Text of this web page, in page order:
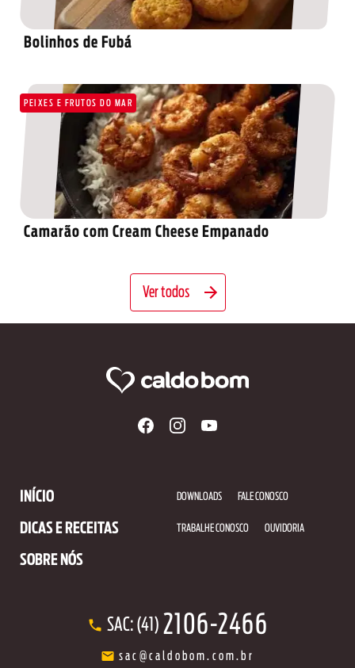
Bolinhos de Fubá
PEIXES E FRUTOS DO MAR
Camarão com Cream Cheese Empanado
Ver todos
INÍCIO
DICAS E RECEITAS
SOBRE NÓS
DOWNLOADS FALE CONOSCO
TRABALHE CONOSCO OUVIDORIA
SAC: (41) 2106-2466
sac@caldobom.com.br